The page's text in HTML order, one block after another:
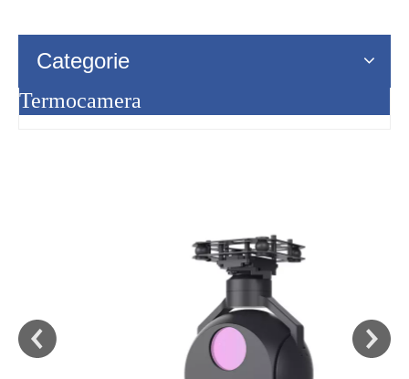
Categorie
Termocamera